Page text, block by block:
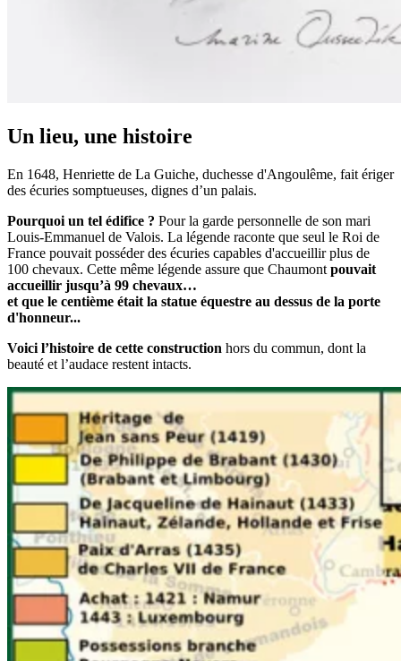
Un lieu, une histoire
En 1648, Henriette de La Guiche, duchesse d'Angoulême, fait ériger
des écuries somptueuses, dignes d’un palais.
Pourquoi un tel édifice ? Pour la garde personnelle de son mari
Louis-Emmanuel de Valois. La légende raconte que seul le Roi de
France pouvait posséder des écuries capables d'accueillir plus de
100 chevaux. Cette même légende assure que Chaumont pouvait
accueillir jusqu’à 99 chevaux…
et que le centième était la statue équestre au dessus de la porte
d'honneur...
Voici l’histoire de cette construction hors du commun, dont la
beauté et l’audace restent intacts.